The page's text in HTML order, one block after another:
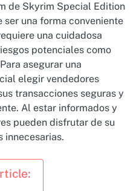
de Skyrim Special Edition
una forma conveniente
una cuidadosa
potenciales como
asegurar una
elegir vendedores
transacciones seguras y
Al estar informados y
pueden disfrutar de su
innecesarias.